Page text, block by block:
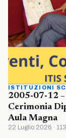
ISTITUZIONI
2005-07-12
Cerimonia
Aula Magna
22 Luglio 2026 ·